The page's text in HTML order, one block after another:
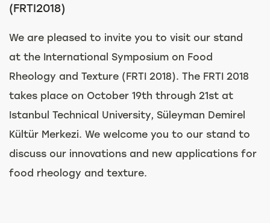
(FRTI2018)
We are pleased to invite you to visit our stand
at the International Symposium on Food
Rheology and Texture (FRTI 2018). The FRTI 2018
takes place on October 19th through 21st at
Istanbul Technical University, Süleyman Demirel
Kültür Merkezi. We welcome you to our stand to
discuss our innovations and new applications for
food rheology and texture.